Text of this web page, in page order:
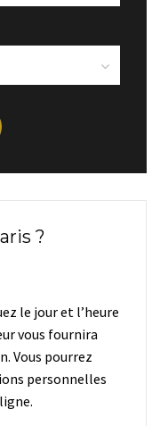
?
le jour et l’heure
vous fournira
Vous pourrez
personnelles